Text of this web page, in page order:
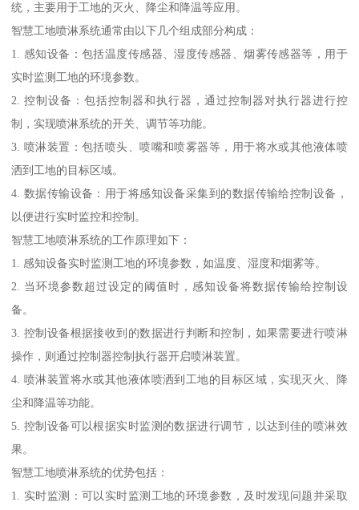
统，主要用于工地的灭火、降尘和降温等应用。
智慧工地喷淋系统通常由以下几个组成部分构成：
1. 感知设备：包括温度传感器、湿度传感器、烟雾传感器等，用于
实时监测工地的环境参数。
2. 控制设备：包括控制器和执行器，通过控制器对执行器进行控
制，实现喷淋系统的开关、调节等功能。
3. 喷淋装置：包括喷头、喷嘴和喷雾器等，用于将水或其他液体喷
洒到工地的目标区域。
4. 数据传输设备：用于将感知设备采集到的数据传输给控制设备，
以便进行实时监控和控制。
智慧工地喷淋系统的工作原理如下：
1. 感知设备实时监测工地的环境参数，如温度、湿度和烟雾等。
2. 当环境参数超过设定的阈值时，感知设备将数据传输给控制设
备。
3. 控制设备根据接收到的数据进行判断和控制，如果需要进行喷淋
操作，则通过控制器控制执行器开启喷淋装置。
4. 喷淋装置将水或其他液体喷洒到工地的目标区域，实现灭火、降
尘和降温等功能。
5. 控制设备可以根据实时监测的数据进行调节，以达到佳的喷淋效
果。
智慧工地喷淋系统的优势包括：
1. 实时监测：可以实时监测工地的环境参数，及时发现问题并采取